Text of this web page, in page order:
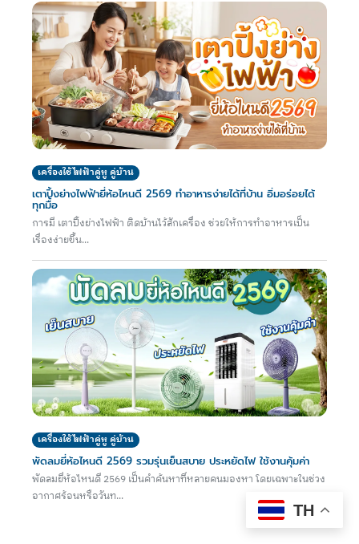
เครื่องใช้ไฟฟ้าคู่หู คู่บ้าน
เตาปิ้งย่างไฟฟ้ายี่ห้อไหนดี 2569 ทำอาหารง่ายได้ที่บ้าน อิ่มอร่อยได้
ทุกมื้อ
การมี เตาปิ้งย่างไฟฟ้า ติดบ้านไว้สักเครื่อง ช่วยให้การทำอาหารเป็น
เรื่องง่ายขึ้น...
เครื่องใช้ไฟฟ้าคู่หู คู่บ้าน
พัดลมยี่ห้อไหนดี 2569 รวมรุ่นเย็นสบาย ประหยัดไฟ ใช้งานคุ้มค่า
พัดลมยี่ห้อไหนดี 2569 เป็นคำค้นหาที่หลายคนมองหา โดยเฉพาะในช่วง
อากาศร้อนหรือวันท...
TH